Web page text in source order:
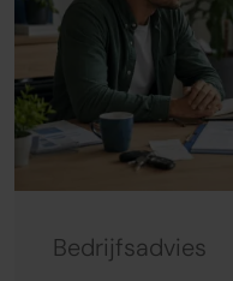
Bedrijfsadvies